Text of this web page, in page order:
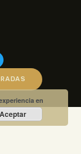
en
Aceptar